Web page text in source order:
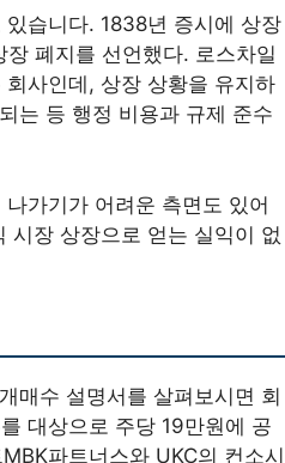
습니다. 1838년 증시에 상장
폐지를 선언했다. 로스차일
사인데, 상장 상황을 유지하
는 등 행정 비용과 규제 준수
가기가 어려운 측면도 있어
시장 상장으로 얻는 실익이 없
매수 설명서를 살펴보시면 회
대상으로 주당 19만원에 공
파트너스와 UKC의 컨소시